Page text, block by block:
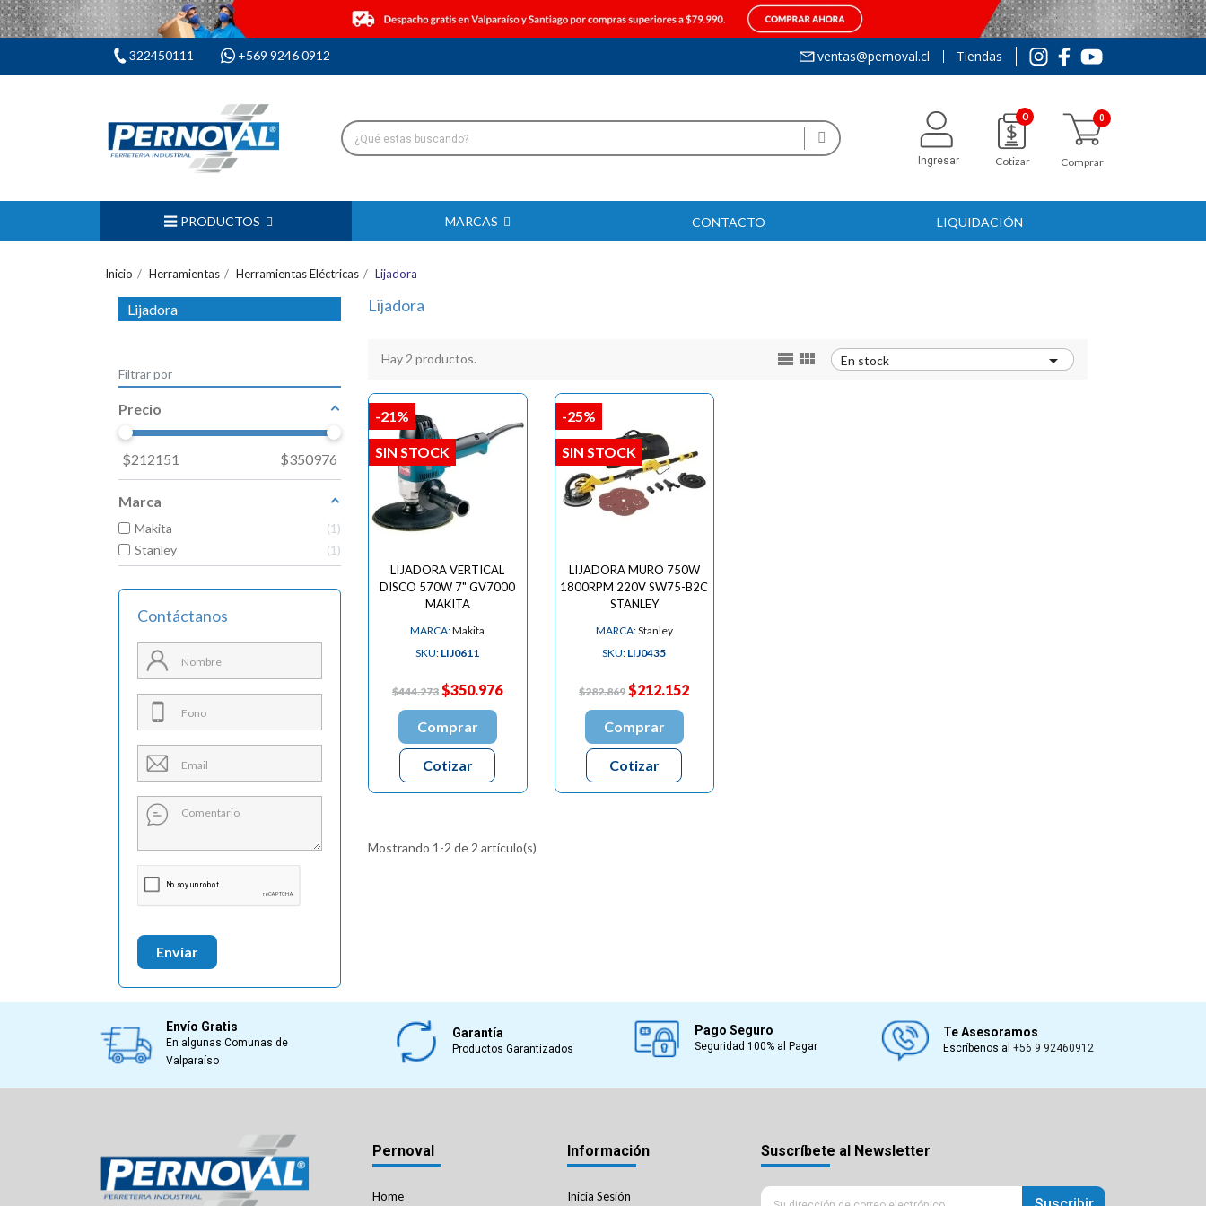
322450111 +569 9246 0912 ventas@pernoval.cl Tiendas
Ingresar
0
Cotizar Comprar
PRODUCTOS MARCAS CONTACTO LIQUIDACIÓN
Inicio Herramientas Herramientas Eléctricas Lijadora
Lijadora
Filtrar por
Precio
$212151 $350976
Marca
Makita
1
Stanley
1
Contáctanos
Enviar
Lijadora
Hay 2 productos.   En stock 
LIJADORA VERTICAL
DISCO 570W 7" GV7000
MAKITA
MARCA:Makita
SKU: LIJ0611
$444.273 $350.976
Comprar
Cotizar
-21%
SIN STOCK
LIJADORA MURO 750W
1800RPM 220V SW75-B2C
STANLEY
MARCA:Stanley
SKU: LIJ0435
$282.869 $212.152
Comprar
Cotizar
-25%
SIN STOCK
Mostrando 1-2 de 2 artículo(s)
Envío Gratis
En algunas Comunas de
Valparaíso
Garantía
Productos Garantizados
Pago Seguro
Seguridad 100% al Pagar
Te Asesoramos
Escríbenos al+56 9 92460912
Pernoval
Home
Información
Inicia Sesión
Suscríbete al Newsletter